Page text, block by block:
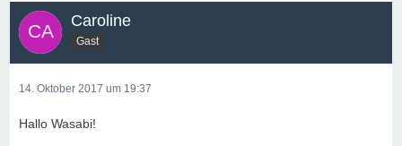
Caroline
Gast
14. Oktober 2017 um 19:37
Hallo Wasabi!